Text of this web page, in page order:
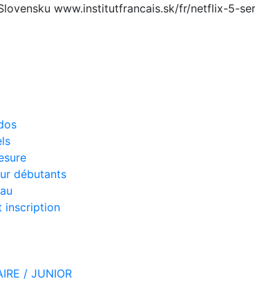
www.institutfrancais.sk/fr/netflix-5-
débutants
inscription
/ JUNIOR